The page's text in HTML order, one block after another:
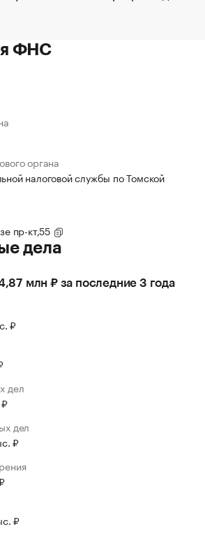
ФНС
органа
налоговой службы по Томской
пр-кт,55
дела
млн ₽ за последние 3 года
₽
дел
дел
₽
₽